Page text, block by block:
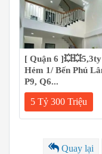
[ Quận 6
Hẻm 1/ Bến Phú
P9, Q6...
5 Tỷ 300 Triệu
Quay lại